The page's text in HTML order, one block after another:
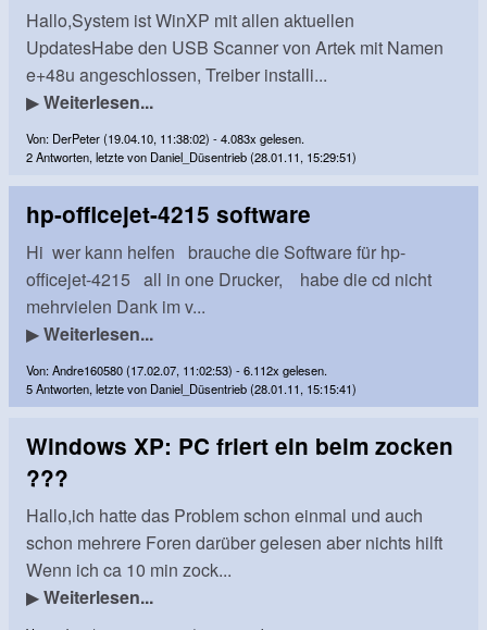
Hallo,System ist WinXP mit allen aktuellen
UpdatesHabe den USB Scanner von Artek mit Namen
e+48u angeschlossen, Treiber installi...
▶Weiterlesen...
Von: DerPeter (19.04.10, 11:38:02) - 4.083x gelesen.
2 Antworten, letzte von Daniel_Düsentrieb (28.01.11, 15:29:51)
hp-officejet-4215 software
Hi wer kann helfen brauche die Software für hp-
officejet-4215 all in one Drucker, habe die cd nicht
mehrvielen Dank im v...
▶Weiterlesen...
Von: Andre160580 (17.02.07, 11:02:53) - 6.112x gelesen.
5 Antworten, letzte von Daniel_Düsentrieb (28.01.11, 15:15:41)
Windows XP: PC friert ein beim zocken
???
Hallo,ich hatte das Problem schon einmal und auch
schon mehrere Foren darüber gelesen aber nichts hilft
Wenn ich ca 10 min zock...
▶Weiterlesen...